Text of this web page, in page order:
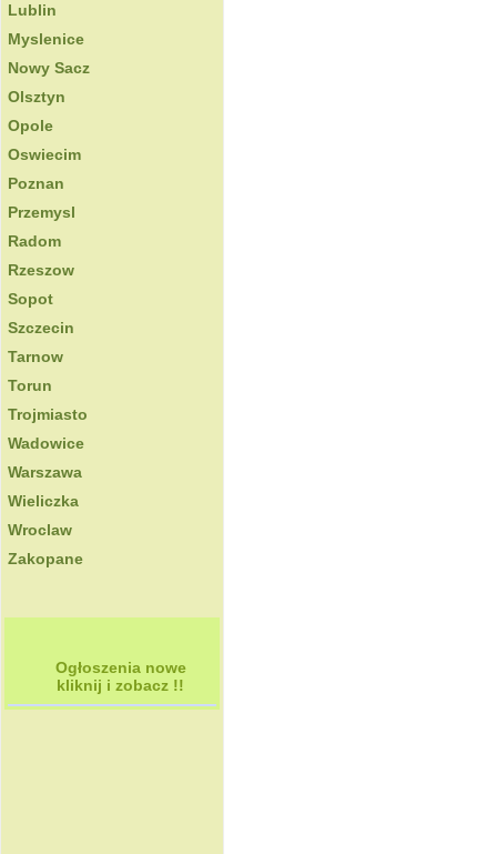
Lublin
Myslenice
Nowy Sacz
Olsztyn
Opole
Oswiecim
Poznan
Przemysl
Radom
Rzeszow
Sopot
Szczecin
Tarnow
Torun
Trojmiasto
Wadowice
Warszawa
Wieliczka
Wroclaw
Zakopane
Ogłoszenia nowe
kliknij i zobacz !!